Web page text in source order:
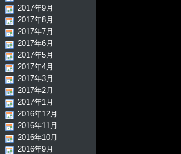
2017年9月
2017年8月
2017年7月
2017年6月
2017年5月
2017年4月
2017年3月
2017年2月
2017年1月
2016年12月
2016年11月
2016年10月
2016年9月